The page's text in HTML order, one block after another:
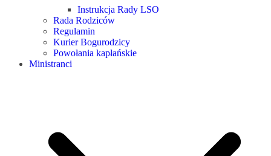
Instrukcja Rady LSO
Rada Rodziców
Regulamin
Kurier Bogurodzicy
Powołania kapłańskie
Ministranci